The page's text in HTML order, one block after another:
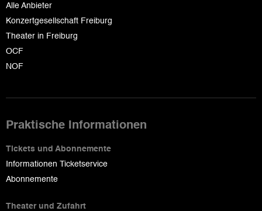
Alle Anbieter
Konzertgesellschaft Freiburg
Theater in Freiburg
OCF
NOF
Praktische Informationen
Tickets und Abonnemente
Informationen Ticketservice
Abonnemente
Theater und Zufahrt